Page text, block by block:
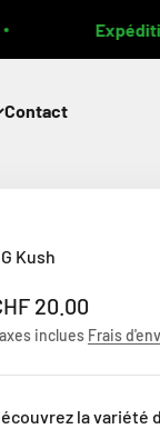
Contact
Kush
de vente
20.00
inclues Frais
la variété